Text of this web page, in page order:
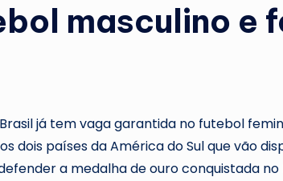
masculino e
já tem vaga garantida no futebol
dois países da América do Sul que vão
a medalha de ouro conquistada no